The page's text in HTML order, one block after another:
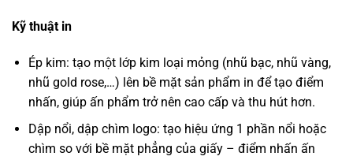
Kỹ thuật in
Ép kim: tạo một lớp kim loại mỏng (nhũ bạc, nhũ vàng,
nhũ gold rose,…) lên bề mặt sản phẩm in để tạo điểm
nhấn, giúp ấn phẩm trở nên cao cấp và thu hút hơn.
Dập nổi, dập chìm logo: tạo hiệu ứng 1 phần nổi hoặc
chìm so với bề mặt phẳng của giấy – điểm nhấn ấn